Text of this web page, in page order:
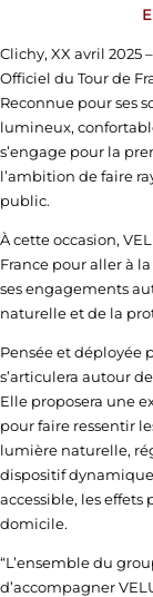
Clichy, XX avril 2025
Officiel du Tour de
Reconnue pour ses
lumineux,
s’engage pour la
l’ambition de faire
public.
À cette occasion,
France pour aller à
ses engagements
naturelle et de la
Pensée et déployée
s’articulera autour
Elle proposera une
pour faire ressentir
lumière naturelle,
dispositif
accessible, les effets
domicile.
“L’ensemble du
d’accompagner